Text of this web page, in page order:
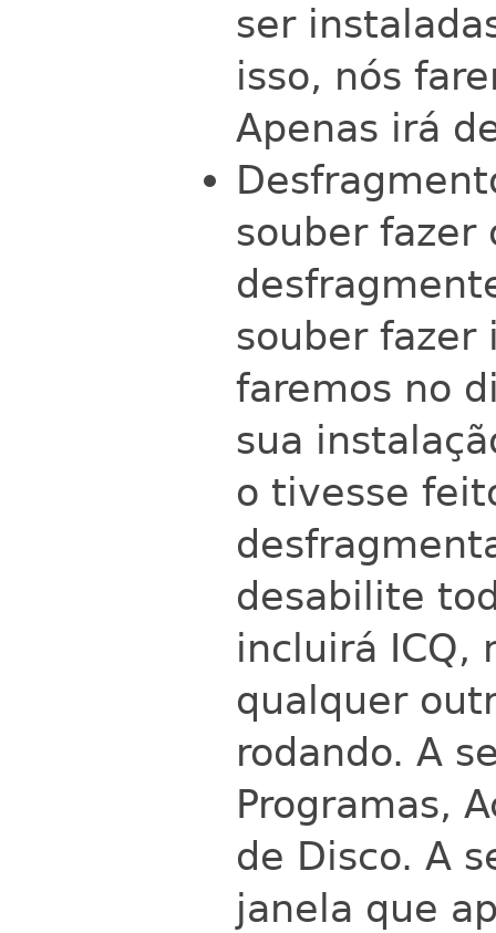
ser
isso, nós
Apenas irá
souber fazer
souber fazer
faremos no
sua
o tivesse
desabilite
incluirá ICQ,
qualquer
rodando. A
Programas,
de Disco. A
janela que